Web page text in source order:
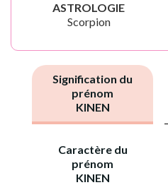
ASTROLOGIE
Scorpion
Signification du
prénom
KINEN
Caractère du
prénom
KINEN